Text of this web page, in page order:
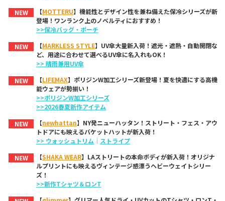
NEW
【MOTTERU】機能性とデザイン性を兼ね備えた保冷シリーズが新
登場！ワンランク上のノベルティにおすすめ！
>>保冷バッグ・ポーチ
NEW
【MARKLESS STYLE】UV傘大量新入荷！遮光・遮熱・自動開閉な
ど、用途に合わせて選べるUV傘に名入れもOK！
>> 晴雨兼用UV傘
NEW
【LIFEMAX】ポリジンW加工シリーズ新登場！夏を快適にする高機
能ウェアが勢揃い！
>>ポリジンW加工シリーズ
>>2026春夏新作アイテム
NEW
【newhattan】NY発ニューハッタン！ストリート・フェス・アウ
トドアにも映えるバケットハットが新入荷！
>> ウォッシュトリム ｜ ストライプ
NEW
【SHAKA WEAR】LAストリートの本命ボディが新入荷！オリジナ
ルプリントにも映えるヴィンテージ感漂うヘビーウェイトシリー
ズ！
>>新作Tシャツ＆ロンT